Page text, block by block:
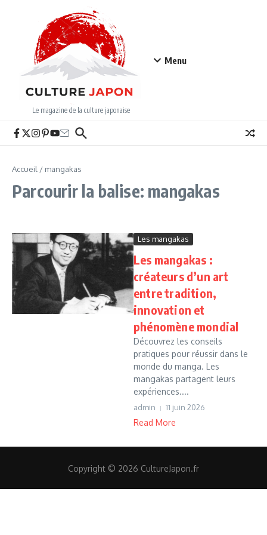
Le magazine de la culture japonaise
Menu
Accueil / mangakas
Parcourir la balise: mangakas
Les mangakas
Les mangakas :
créateurs d’un art
entre tradition,
innovation et
phénomène mondial
Découvrez les conseils
pratiques pour réussir dans le
monde du manga. Les
mangakas partagent leurs
expériences....
admin 11 juin 2026
Read More